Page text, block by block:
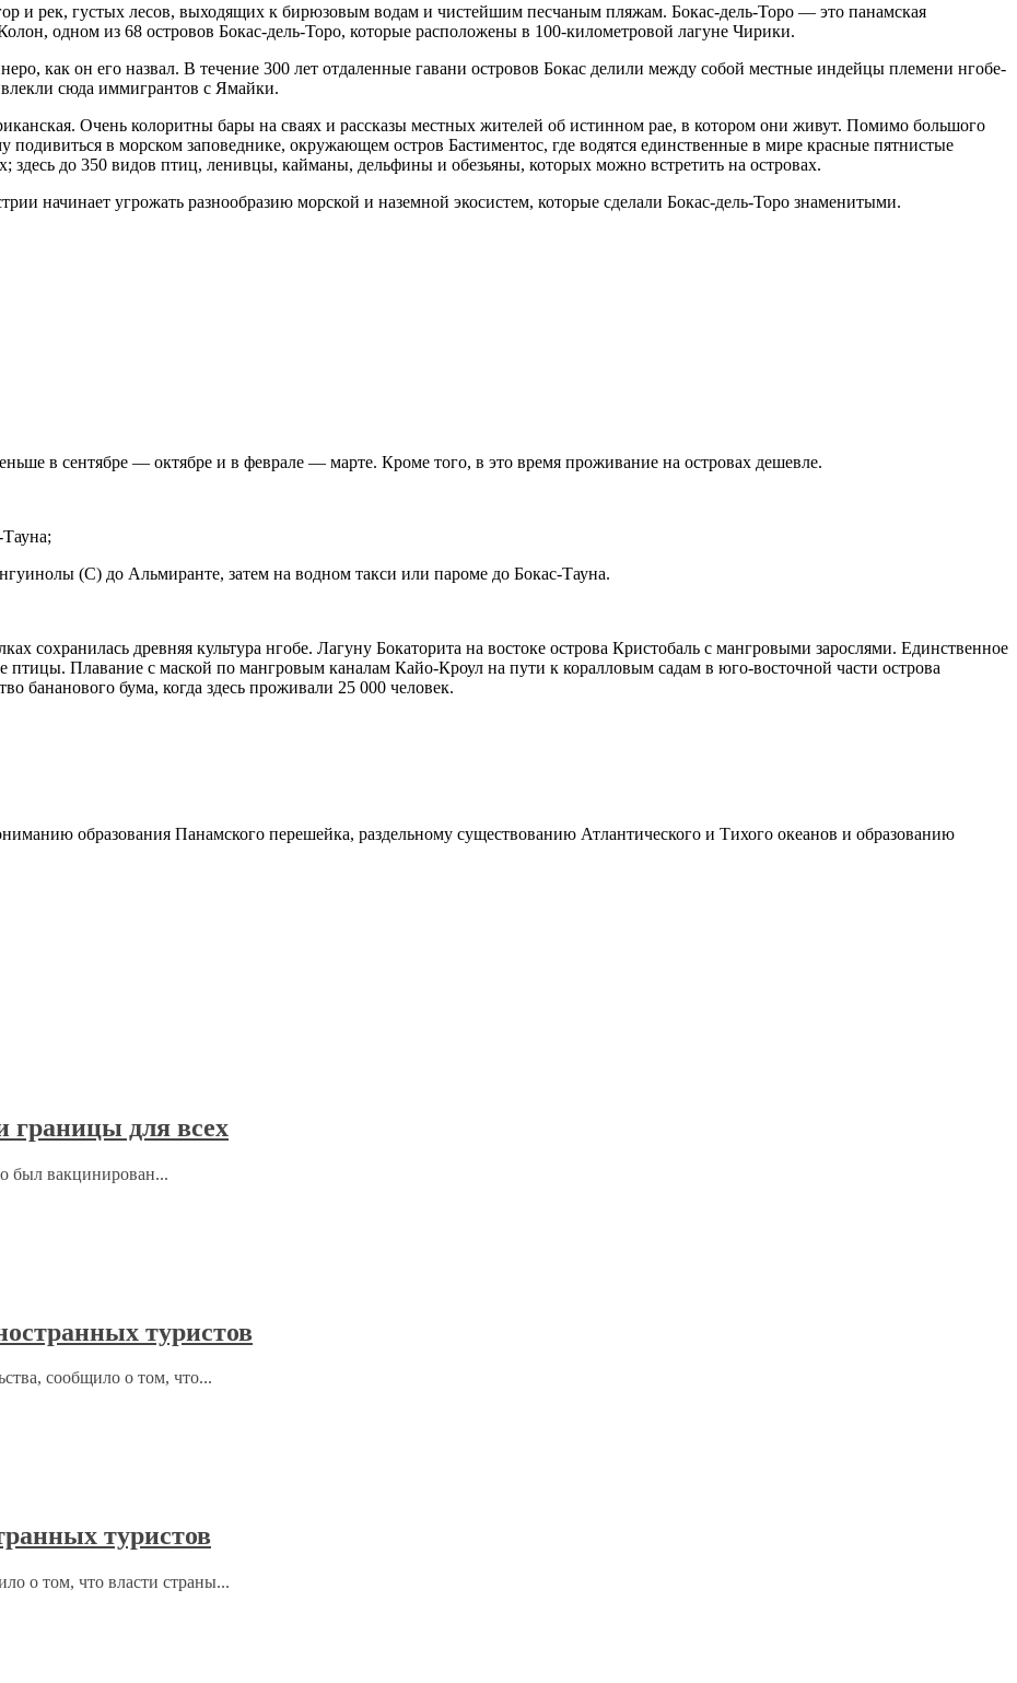
и рек, густых лесов, выходящих к бирюзовым водам и чистейшим песчаным пляжам. Бокас-дель-Торо — это панамская
одном из 68 островов Бокас-дель-Торо, которые расположены в 100-километровой лагуне Чирики.
как он его назвал. В течение 300 лет отдаленные гавани островов Бокас делили между собой местные индейцы племени нгобе-
сюда иммигрантов с Ямайки.
Очень колоритны бары на сваях и рассказы местных жителей об истинном рае, в котором они живут. Помимо большого
подивиться в морском заповеднике, окружающем остров Бастиментос, где водятся единственные в мире красные пятнистые
до 350 видов птиц, ленивцы, кайманы, дельфины и обезьяны, которых можно встретить на островах.
начинает угрожать разнообразию морской и наземной экосистем, которые сделали Бокас-дель-Торо знаменитыми.
в сентябре — октябре и в феврале — марте. Кроме того, в это время проживание на островах дешевле.
(С) до Альмиранте, затем на водном такси или пароме до Бокас-Тауна.
сохранилась древняя культура нгобе. Лагуну Бокаторита на востоке острова Кристобаль с мангровыми зарослями. Единственное
птицы. Плавание с маской по мангровым каналам Кайо-Кроул на пути к коралловым садам в юго-восточной части острова
бананового бума, когда здесь проживали 25 000 человек.
образования Панамского перешейка, раздельному существованию Атлантического и Тихого океанов и образованию
границы для всех
был вакцинирован...
туристов
сообщило о том, что...
туристов
о том, что власти страны...